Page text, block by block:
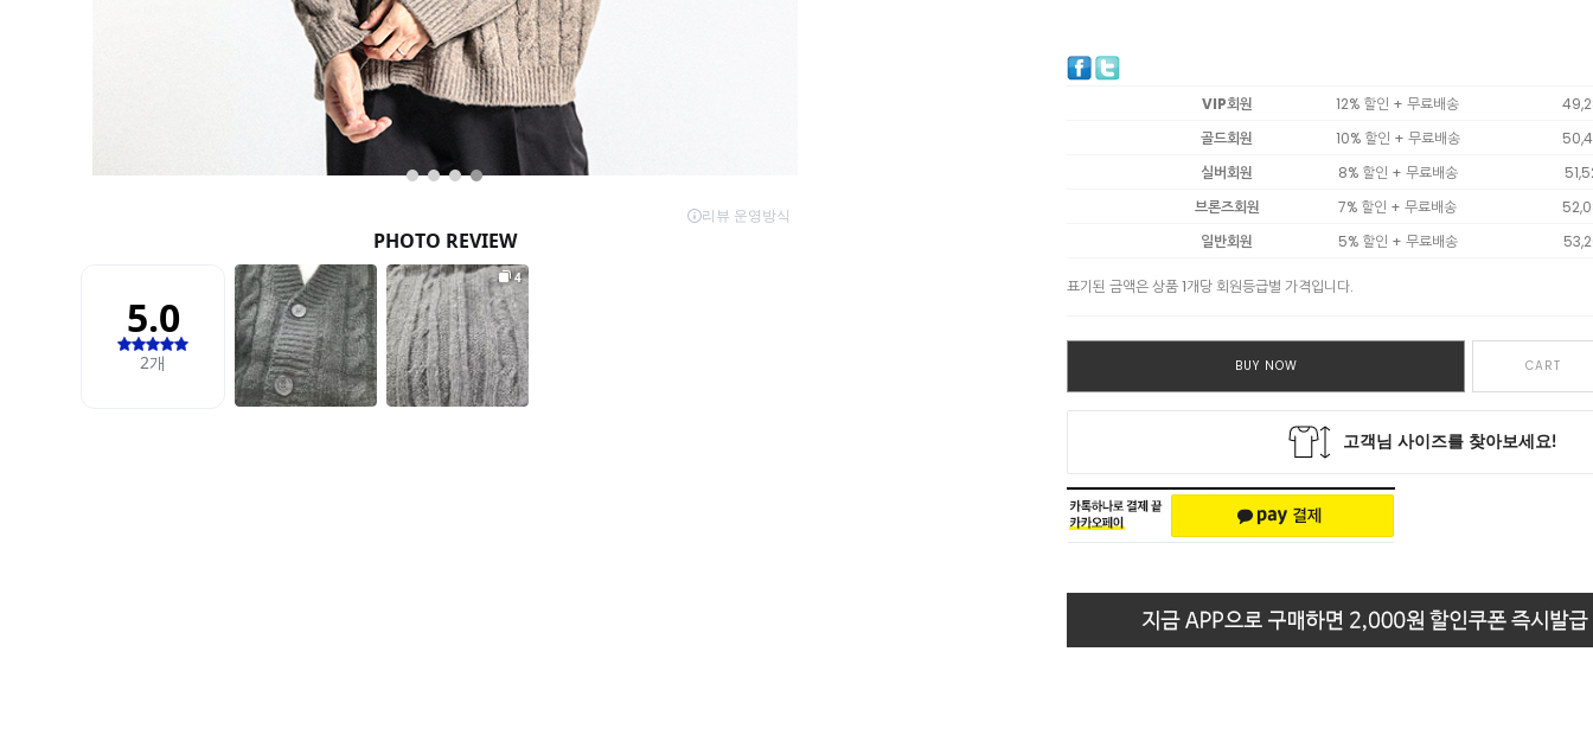
VIP회원 12% 할인 + 무료배송
골드회원
10% 할인 + 무료배송
실버회원
8% 할인 + 무료배송
브론즈회원
7% 할인 + 무료배송
일반회원
5% 할인 + 무료배송
표기된 금액은 상품 1개당 회원등급별 가격입니다.
BUY NOW CART